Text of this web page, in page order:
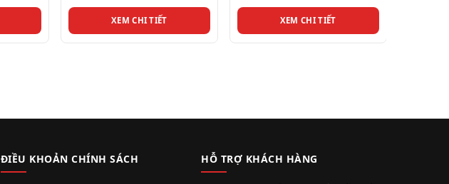
XEM CHI TIẾT XEM CHI TIẾT
ĐIỀU KHOẢN CHÍNH SÁCH HỖ TRỢ KHÁCH HÀNG